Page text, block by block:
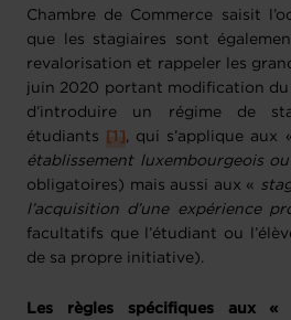
Chambre de Commerce saisit
que les stagiaires sont
revalorisation et rappeler les
juin 2020 portant modification du
d’introduire un régime de
étudiants
[1] , qui s’applique aux
établissement luxembourgeois
obligatoires) mais aussi aux «
l’acquisition d’une expérience
facultatifs que l’étudiant ou
de sa propre initiative).
Les règles spécifiques aux «